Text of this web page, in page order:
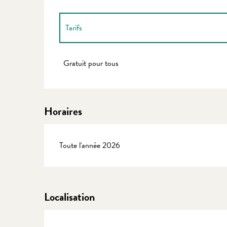
Tarifs
Tarifs 2027
Gratuit pour tous
Horaires
Toute l'année 2026
Localisation